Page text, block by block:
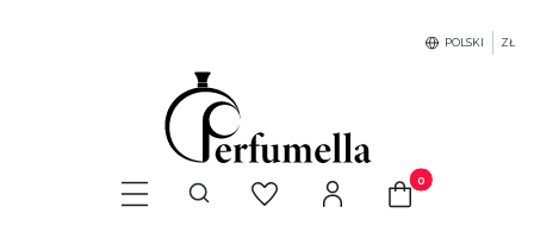
POLSKI ZŁ
Otwórz wyszukiwarkę Produkty w